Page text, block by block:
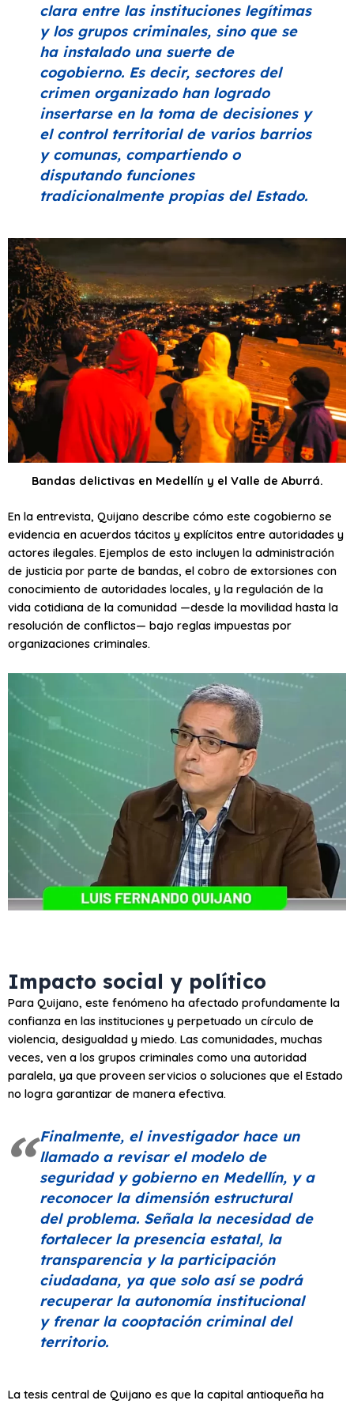
clara entre las instituciones legítimas
y los grupos criminales, sino que se
ha instalado una suerte de
cogobierno. Es decir, sectores del
crimen organizado han logrado
insertarse en la toma de decisiones y
el control territorial de varios barrios
y comunas, compartiendo o
disputando funciones
tradicionalmente propias del Estado.
Bandas delictivas en Medellín y el Valle de Aburrá.
En la entrevista, Quijano describe cómo este cogobierno se
evidencia en acuerdos tácitos y explícitos entre autoridades y
actores ilegales. Ejemplos de esto incluyen la administración
de justicia por parte de bandas, el cobro de extorsiones con
conocimiento de autoridades locales, y la regulación de la
vida cotidiana de la comunidad —desde la movilidad hasta la
resolución de conflictos— bajo reglas impuestas por
organizaciones criminales.
Impacto social y político
Para Quijano, este fenómeno ha afectado profundamente la
confianza en las instituciones y perpetuado un círculo de
violencia, desigualdad y miedo. Las comunidades, muchas
veces, ven a los grupos criminales como una autoridad
paralela, ya que proveen servicios o soluciones que el Estado
no logra garantizar de manera efectiva.
Finalmente, el investigador hace un
llamado a revisar el modelo de
seguridad y gobierno en Medellín, y a
reconocer la dimensión estructural
del problema. Señala la necesidad de
fortalecer la presencia estatal, la
transparencia y la participación
ciudadana, ya que solo así se podrá
recuperar la autonomía institucional
y frenar la cooptación criminal del
territorio.
La tesis central de Quijano es que la capital antioqueña ha